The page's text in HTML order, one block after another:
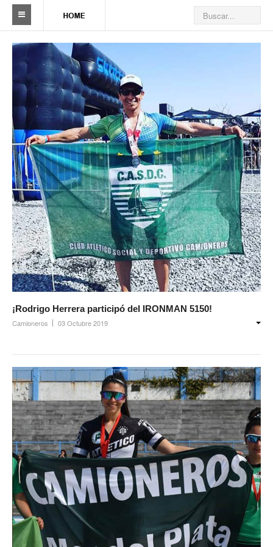
Sindicato
Reseña histórica
Autoridades
Delegaciones
Seccionales
Ramas por actividad
Camioneros solidarios
Galería de Delegaciones y Seccionales
Galería de videos
Videos de prevención
Noticias de Delegaciones y Seccionales
Memoria histórica
Novedades
Noticias Fiscalización
Buscar
Secretarías
Secretaría general
Secretaría general adjunta
Secretaría de actas
¡Rodrigo Herrera participó del IRONMAN 5150!
Camioneros 03 Octubre 2019